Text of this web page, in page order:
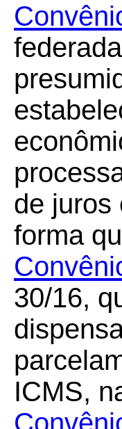
de juros
forma
30/16,
ICMS,